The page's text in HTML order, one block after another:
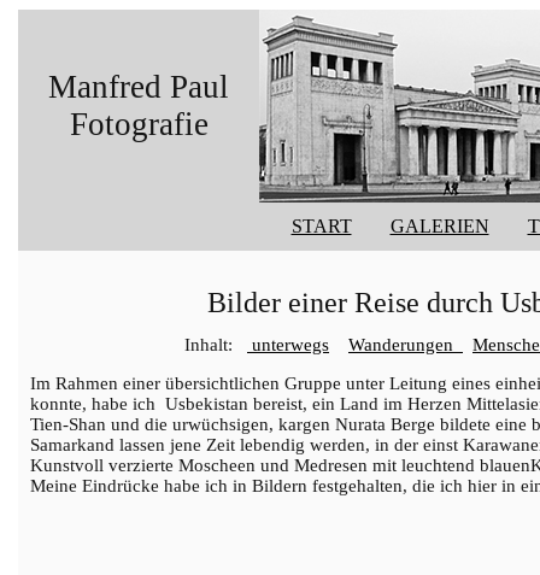
Manfred Paul
Fotografie
START GALERIEN
Bilder einer Reise durch
Inhalt: unterwegs Wanderungen
Im Rahmen einer übersichtlichen Gruppe unter Leitung eines
konnte, habe ich Usbekistan bereist, ein Land im Herzen
Tien-Shan und die urwüchsigen, kargen Nurata Berge bildete
Samarkand lassen jene Zeit lebendig werden, in der einst
Kunstvoll verzierte Moscheen und Medresen mit leuchtend
Meine Eindrücke habe ich in Bildern festgehalten, die ich hier in